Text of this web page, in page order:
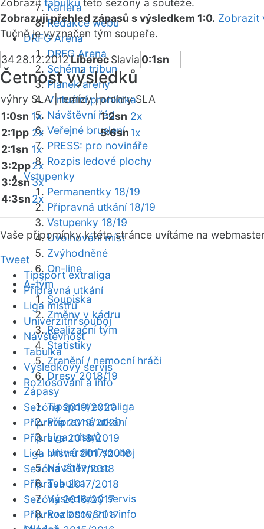
Kariéra
Redakce webu
DRFG Arena
DRFG Arena
Schéma tribun
Plánek areny
Virtuální prohlídka
Návštěvní řád
Veřejné bruslení
PRESS: pro novináře
Rozpis ledové plochy
Vstupenky
Permanentky 18/19
Přípravná utkání 18/19
Vstupenky 18/19
Uvolňování míst
Zvýhodněné
On-line
A-tým
Soupiska
Změny v kádru
Realizační tým
Statistiky
Zranění / nemocní hráči
Dresy 2018/19
Zápasy
Tipsport extraliga
Přípravná utkání
Liga mistrů
Univerzitní souboj
Návštěvnost
Tabulka
Výsledkový servis
Rozlosování a info
Zobrazit tabulku této sezóny a soutěže.
Zobrazuji přehled zápasů s výsledkem 1:0. Zobrazit
Tučně je vyznačen tým soupeře.
3428.12.2012LiberecSlavia 0:1sn
Četnost výsledků
výhry SLA |remízy |prohry SLA
1:0sn 1x
2:1pp 2x
2:1sn 1x
3:2pp2x
3:2sn3x
4:3sn2x
1:2sn 2x
5:6sn1x
Vaše připomínky k této stránce uvítáme na webmaster
Tweet
Tipsport extraliga
Přípravná utkání
Liga mistrů
Univerzitní souboj
Návštěvnost
Tabulka
Výsledkový servis
Rozlosování a info
Sezóna 2019/2020
Příprava 2019/2020
Příprava 2018/2019
Liga mistrů 2017/2018
Sezóna 2017/2018
Příprava 2017/2018
Sezóna 2016/2017
Příprava 2016/2017